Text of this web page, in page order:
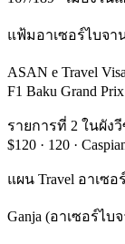
แฟ้มอาเซอร์ไบจา
ASAN e Travel
F1 Baku Grand Prix
รายการที่ 2 ในผัง
$120 · 120 ·
แผน Travel อาเซ
Ganja (อาเซอร์ไบ